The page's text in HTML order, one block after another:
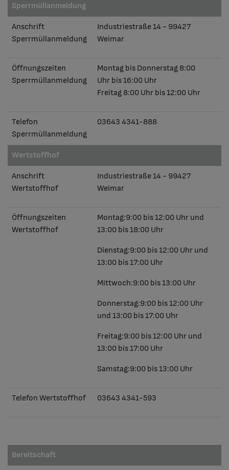
Sperrmüllanmeldung
Anschrift
Sperrmüllanmeldung
Industriestraße 14 - 99427
Weimar
Öffnungszeiten
Sperrmüllanmeldung
Montag bis Donnerstag 8:00
Uhr bis 16:00 Uhr
Freitag 8:00 Uhr bis 12:00 Uhr
Telefon
Sperrmüllanmeldung
03643 4341-888
Wertstoffhof
Anschrift
Wertstoffhof
Industriestraße 14 - 99427
Weimar
Öffnungszeiten
Wertstoffhof
Montag:9:00 bis 12:00 Uhr und
13:00 bis 18:00 Uhr
Dienstag:9:00 bis 12:00 Uhr und
13:00 bis 17:00 Uhr
Mittwoch:9:00 bis 13:00 Uhr
Donnerstag:9:00 bis 12:00 Uhr
und 13:00 bis 17:00 Uhr
Freitag:9:00 bis 12:00 Uhr und
13:00 bis 17:00 Uhr
Samstag:9:00 bis 13:00 Uhr
Telefon Wertstoffhof 03643 4341-593
Bereitschaft